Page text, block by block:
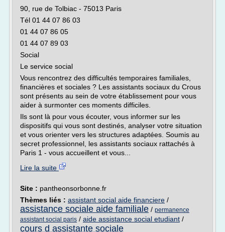
90, rue de Tolbiac - 75013 Paris
Tél 01 44 07 86 03
01 44 07 86 05
01 44 07 89 03
Social
Le service social
Vous rencontrez des difficultés temporaires familiales,
financières et sociales ? Les assistants sociaux du Crous
sont présents au sein de votre établissement pour vous
aider à surmonter ces moments difficiles.
Ils sont là pour vous écouter, vous informer sur les
dispositifs qui vous sont destinés, analyser votre situation
et vous orienter vers les structures adaptées. Soumis au
secret professionnel, les assistants sociaux rattachés à
Paris 1 - vous accueillent et vous...
Lire la suite
Site : pantheonsorbonne.fr
Thèmes liés : assistant social aide financiere /
assistance sociale aide familiale / permanence
assistant social paris / aide assistance social etudiant /
cours d assistante sociale